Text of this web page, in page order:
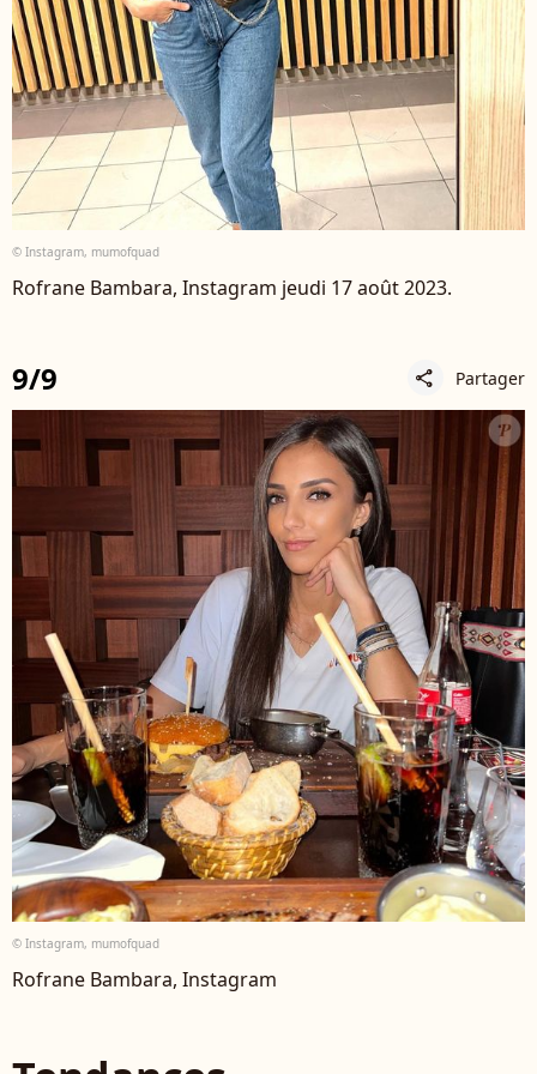
© Instagram, mumofquad
Rofrane Bambara, Instagram jeudi 17 août 2023.
9/9 share Partager
© Instagram, mumofquad
Rofrane Bambara, Instagram